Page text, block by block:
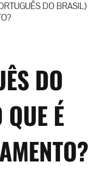
DO BRASIL)
DO
É